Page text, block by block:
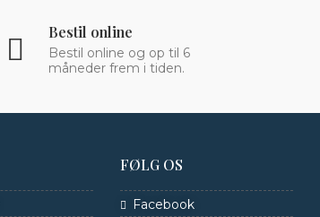
Bestil online
Bestil online og op til 6
måneder frem i tiden.
FØLG OS
Facebook